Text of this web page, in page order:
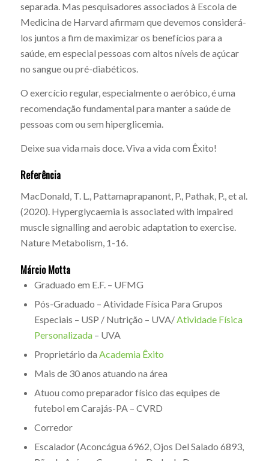
separada. Mas pesquisadores associados à Escola de
Medicina de Harvard afirmam que devemos considerá-
los juntos a fim de maximizar os benefícios para a
saúde, em especial pessoas com altos níveis de açúcar
no sangue ou pré-diabéticos.
O exercício regular, especialmente o aeróbico, é uma
recomendação fundamental para manter a saúde de
pessoas com ou sem hiperglicemia.
Deixe sua vida mais doce. Viva a vida com Êxito!
Referência
MacDonald, T. L., Pattamaprapanont, P., Pathak, P., et al.
(2020). Hyperglycaemia is associated with impaired
muscle signalling and aerobic adaptation to exercise.
Nature Metabolism, 1-16.
Márcio Motta
Graduado em E.F. – UFMG
Pós-Graduado – Atividade Física Para Grupos
Especiais – USP / Nutrição – UVA/Atividade Física
Personalizada– UVA
Proprietário da Academia Êxito
Mais de 30 anos atuando na área
Atuou como preparador físico das equipes de
futebol em Carajás-PA – CVRD
Corredor
Escalador (Aconcágua 6962, Ojos Del Salado 6893,